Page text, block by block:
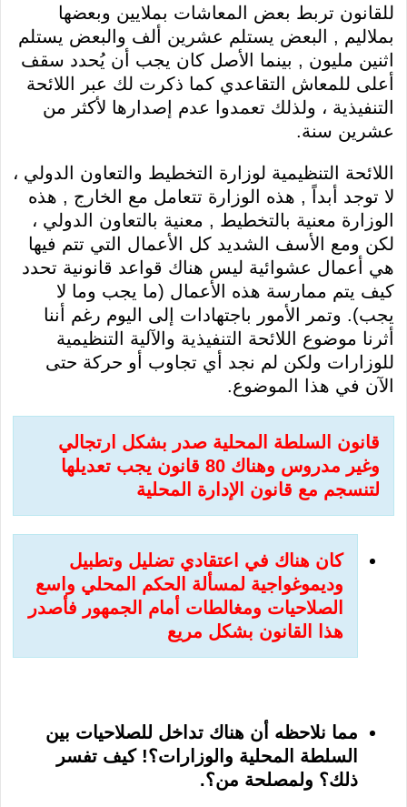
للقانون تربط بعض المعاشات بملايين وبعضها
بملاليم , البعض يستلم عشرين ألف والبعض يستلم
اثنين مليون , بينما الأصل كان يجب أن يُحدد سقف
أعلى للمعاش التقاعدي كما ذكرت لك عبر اللائحة
التنفيذية ، ولذلك تعمدوا عدم إصدارها لأكثر من
عشرين سنة.
اللائحة التنظيمية لوزارة التخطيط والتعاون الدولي ،
لا توجد أبداً , هذه الوزارة تتعامل مع الخارج , هذه
الوزارة معنية بالتخطيط , معنية بالتعاون الدولي ،
لكن ومع الأسف الشديد كل الأعمال التي تتم فيها
هي أعمال عشوائية ليس هناك قواعد قانونية تحدد
كيف يتم ممارسة هذه الأعمال (ما يجب وما لا
يجب). وتمر الأمور باجتهادات إلى اليوم رغم أننا
أثرنا موضوع اللائحة التنفيذية والآلية التنظيمية
للوزارات ولكن لم نجد أي تجاوب أو حركة حتى
الآن في هذا الموضوع.
قانون السلطة المحلية صدر بشكل ارتجالي
وغير مدروس وهناك 80 قانون يجب تعديلها
لتنسجم مع قانون الإدارة المحلية
كان هناك في اعتقادي تضليل وتطبيل
وديموغواجية لمسألة الحكم المحلي واسع
الصلاحيات ومغالطات أمام الجمهور فأصدر
هذا القانون بشكل مريع
مما نلاحظه أن هناك تداخل للصلاحيات بين
السلطة المحلية والوزارات؟! كيف تفسر
ذلك؟ ولمصلحة من؟.